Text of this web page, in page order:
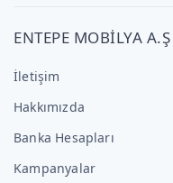
ENTEPE MOBİLYA A.Ş
İletişim
Hakkımızda
Banka Hesapları
Kampanyalar